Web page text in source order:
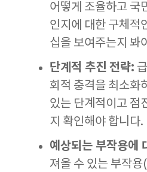
어떻게 조율하고 국
인지에 대한 구체적
십을 보여주는지 봐
단계적 추진 전략:
회적 충격을 최소화
있는 단계적이고 점
지 확인해야 합니다.
예상되는 부작용에
져올 수 있는 부작